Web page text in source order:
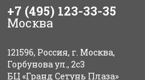
+7 (495) 123-33-35
Москва
121596, Россия, г. Москва,
Горбунова ул., 2с3
БЦ «Гранд Сетунь Плаза»